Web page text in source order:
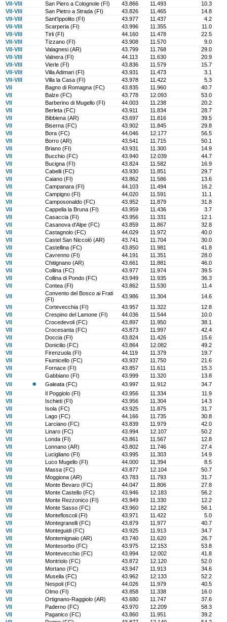
VII-VIII
San Piero a Colognole (FI) 43.866 11.493
10.3
VII-VIII
San Pietro a Strada (FI) 43.826 11.465
14.8
VII-VIII
Sant'Ippolito (FI) 43.977 11.437
4.2
VII-VIII
Scarperia (FI) 43.996 11.355
11.0
VII-VIII
Tirli (FI) 44.160 11.478
22.5
VII-VIII
Tizzano (FI) 43.908 11.570
9.0
VII-VIII
Valagnesi (AR) 43.799 11.768
29.0
VII-VIII
Valnera (FI) 44.113 11.630
20.9
VII-VIII
Vierle (FI) 43.836 11.579
15.7
VII-VIII
Villa Adimari (FI) 43.931 11.473
3.1
VII-VIII
Villa la Casa (FI) 43.978 11.422
5.3
VII
Bagno di Romagna (FC) 43.835 11.960
40.7
VII
Balze (FC) 43.778 12.093
53.0
VII
Barberino di Mugello (FI) 44.003 11.238
20.2
VII
Berleta (FC) 43.911 11.834
28.7
VII
Bibbiena (AR) 43.697 11.816
39.5
VII
Biserna (FC) 43.902 11.845
29.8
VII
Bora (FC) 44.046 12.177
56.5
VII
Borro (AR) 43.541 11.715
50.1
VII
Briano (FI) 43.931 11.300
14.9
VII
Bucchio (FC) 43.940 12.039
44.7
VII
Bucigna (FI) 43.824 11.582
16.9
VII
Cabelli (FC) 43.930 11.851
29.7
VII
Caiano (FI) 43.862 11.586
13.6
VII
Campanara (FI) 44.103 11.494
16.2
VII
Campigno (FI) 44.020 11.591
11.1
VII
Camposonaldo (FC) 43.952 11.879
31.8
VII
Cappella la Bruna (FI) 43.959 11.436
3.7
VII
Casaccia (FI) 43.956 11.331
12.1
VII
Casanova d'Alpe (FC) 43.859 11.867
32.8
VII
Castagnolo (FC) 44.029 11.972
40.0
VII
Castel San Niccolò (AR) 43.741 11.704
30.0
VII
Castellina (FC) 43.850 11.981
41.8
VII
Cavrenno (FI) 44.191 11.351
28.0
VII
Chitignano (AR) 43.661 11.881
46.0
VII
Collina (FC) 43.977 11.974
39.5
VII
Collina di Pondo (FC) 43.949 11.935
36.3
VII
Contea (FI) 43.862 11.530
11.4
VII
Convento del Bosco ai Frati
(FI)
43.986 11.304
14.6
VII
Cortevecchia (FI) 43.957 11.322
12.8
VII
Crespino del Lamone (FI) 44.036 11.544
10.0
VII
Crocedevoli (FC) 43.897 11.950
38.1
VII
Crocesanta (FC) 43.873 11.997
42.4
VII
Doccia (FI) 43.824 11.426
15.6
VII
Donicilio (FC) 43.864 12.082
49.2
VII
Firenzuola (FI) 44.119 11.379
19.7
VII
Fiumicello (FC) 43.937 11.750
21.6
VII
Fornace (FI) 43.857 11.611
15.3
VII
Gabbiano (FI) 43.999 11.320
13.8
VII
Galeata (FC) 43.997 11.912
34.7
VII
Il Poggiolo (FI) 43.956 11.334
11.9
VII
Ischieti (FI) 43.956 11.304
14.3
VII
Isola (FC) 43.925 11.875
31.7
VII
Lago (FC) 44.166 11.735
30.8
VII
Larciano (FC) 43.839 11.979
42.0
VII
Linaro (FC) 43.994 12.107
50.2
VII
Londa (FI) 43.861 11.567
12.8
VII
Lonnano (AR) 43.802 11.746
27.4
VII
Lucigliano (FI) 43.995 11.303
14.9
VII
Luco Mugello (FI) 44.000 11.394
8.5
VII
Massa (FC) 43.877 12.104
50.7
VII
Moggiona (AR) 43.783 11.793
31.7
VII
Monte Bevaro (FC) 44.047 11.806
27.8
VII
Monte Castello (FC) 43.946 12.183
56.2
VII
Monte Rezzonico (FI) 43.949 11.330
12.2
VII
Monte Sasso (FC) 43.960 12.182
56.1
VII
Montefloscoli (FI) 43.971 11.422
5.0
VII
Montegranelli (FC) 43.879 11.977
40.7
VII
Monteguidi (FC) 43.925 11.913
34.7
VII
Montemignaio (AR) 43.740 11.620
26.7
VII
Montesorbo (FC) 43.975 12.153
53.8
VII
Montevecchio (FC) 43.994 12.002
41.8
VII
Montriolo (FC) 43.872 12.120
52.0
VII
Mortano (FC) 43.947 11.913
34.6
VII
Musella (FC) 43.962 12.133
52.2
VII
Nespoli (FC) 44.026 11.979
40.5
VII
Olmo (FI) 43.858 11.338
16.0
VII
Ortignano-Raggiolo (AR) 43.680 11.747
37.6
VII
Paderno (FC) 43.970 12.209
58.3
VII
Paganico (FC) 43.860 11.951
39.2